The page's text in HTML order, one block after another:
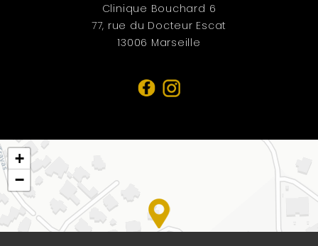
Clinique Bouchard 6
77, rue du Docteur Escat
13006 Marseille
+
−